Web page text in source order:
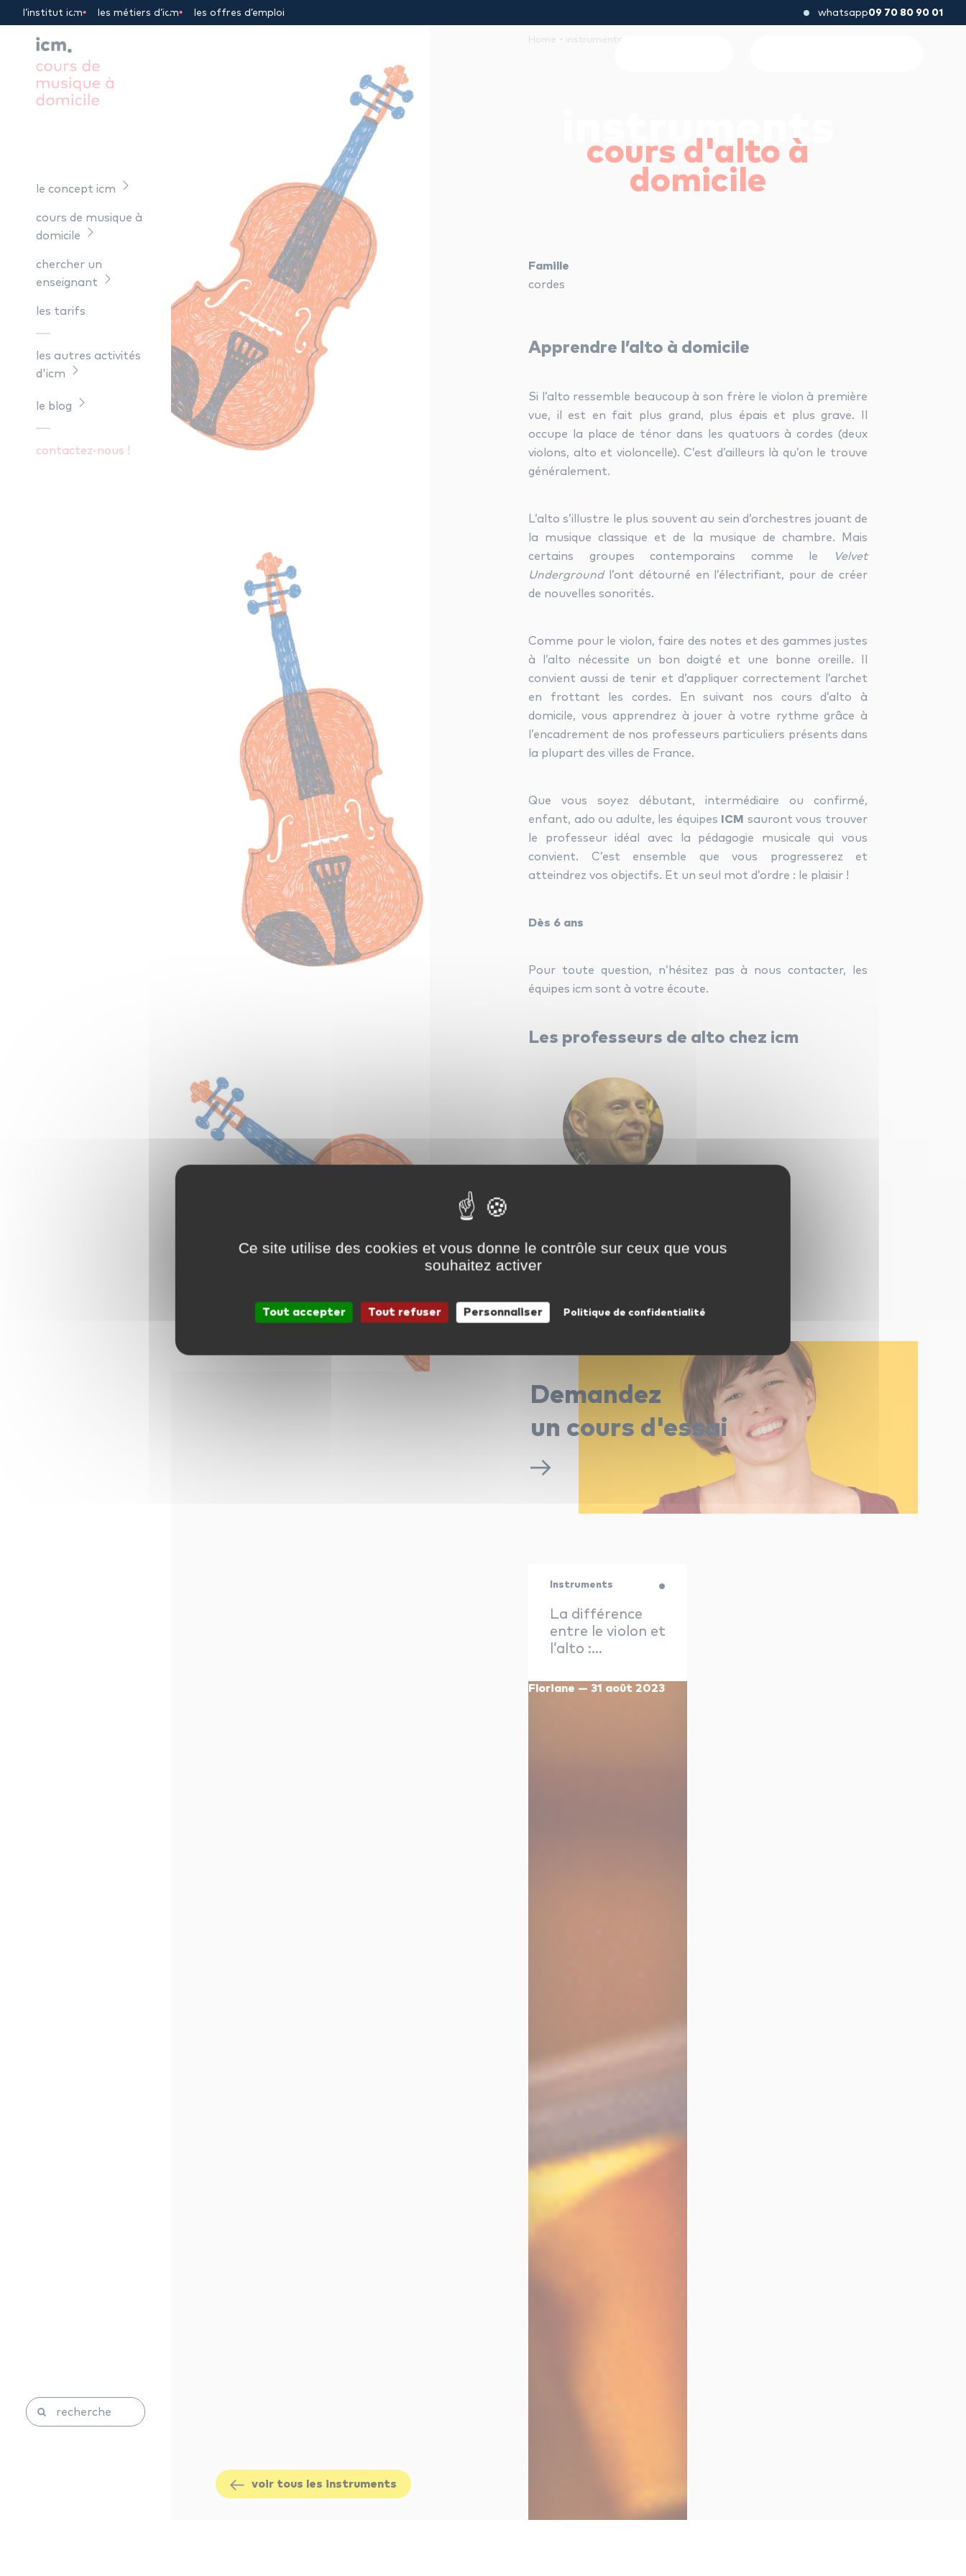
l’institut icm les métiers d’icm les offres d’emploi whatsapp09 70 80 90 01
le concept icm
cours de musique à
domicile
chercher un
enseignant
les tarifs
les autres activités
d'icm
le blog
contactez-nous !
voir tous les instruments
Home - instruments
instruments
cours d'alto à
domicile
Famille
cordes
Apprendre l’alto à domicile
Si l’alto ressemble beaucoup à son frère le violon à première
vue, il est en fait plus grand, plus épais et plus grave. Il
occupe la place de ténor dans les quatuors à cordes (deux
violons, alto et violoncelle). C’est d’ailleurs là qu’on le trouve
généralement.
L’alto s’illustre le plus souvent au sein d’orchestres jouant de
la musique classique et de la musique de chambre. Mais
certains groupes contemporains comme le
Velvet
Undergroundl’ont détourné en l’électrifiant, pour de créer
de nouvelles sonorités.
Comme pour le violon, faire des notes et des gammes justes
à l’alto nécessite un bon doigté et une bonne oreille. Il
convient aussi de tenir et d’appliquer correctement l’archet
en frottant les cordes. En suivant nos cours d’alto à
domicile, vous apprendrez à jouer à votre rythme grâce à
l’encadrement de nos professeurs particuliers présents dans
la plupart des villes de France.
Que vous soyez débutant, intermédiaire ou confirmé,
enfant, ado ou adulte, les équipes
ICM sauront vous trouver
le professeur idéal avec la pédagogie musicale qui vous
convient. C’est ensemble que vous progresserez et
atteindrez vos objectifs. Et un seul mot d’ordre : le plaisir !
Dès 6 ans
Pour toute question, n’hésitez pas à nous contacter, les
équipes icm sont à votre écoute.
Les professeurs de alto chez icm
tous les cours
Demandez
un cours d'essai
Instruments
La différence
entre le violon et
l’alto :...
Floriane — 31 août 2023
Panneau de gestion des cookies
Ce site utilise des cookies et vous donne le contrôle sur ceux que vous
souhaitez activer
Tout accepter Tout refuser Personnaliser Politique de confidentialité